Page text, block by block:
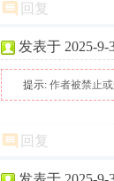
回复
发表于 2025-9-
提示:作者被禁止
回复